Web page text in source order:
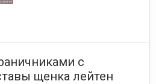
с
щенка лейтен